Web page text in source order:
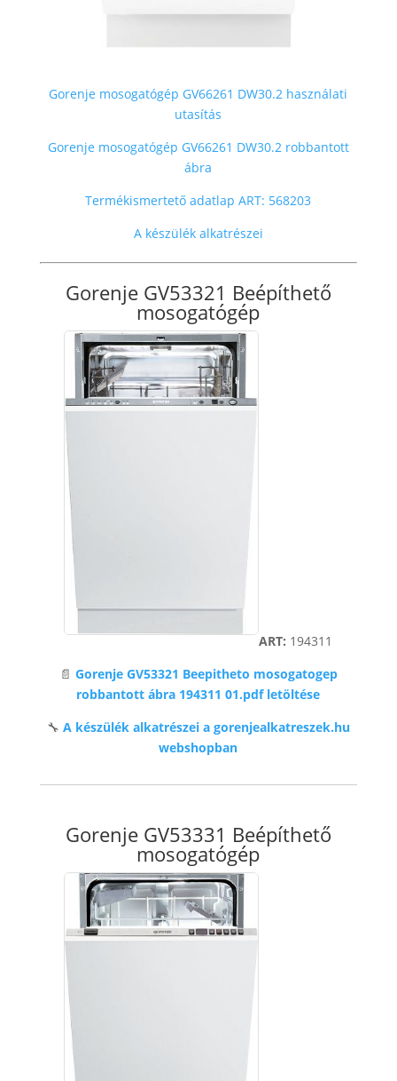
Gorenje mosogatógép GV66261 DW30.2 használati
utasítás
Gorenje mosogatógép GV66261 DW30.2 robbantott
ábra
Termékismertető adatlap ART: 568203
A készülék alkatrészei
Gorenje GV53321 Beépíthető
mosogatógép
ART: 194311
📄 Gorenje GV53321 Beepitheto mosogatogep
robbantott ábra 194311 01.pdf letöltése
🔧 A készülék alkatrészei a gorenjealkatreszek.hu
webshopban
Gorenje GV53331 Beépíthető
mosogatógép